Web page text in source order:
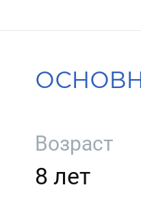
Возраст
8 лет